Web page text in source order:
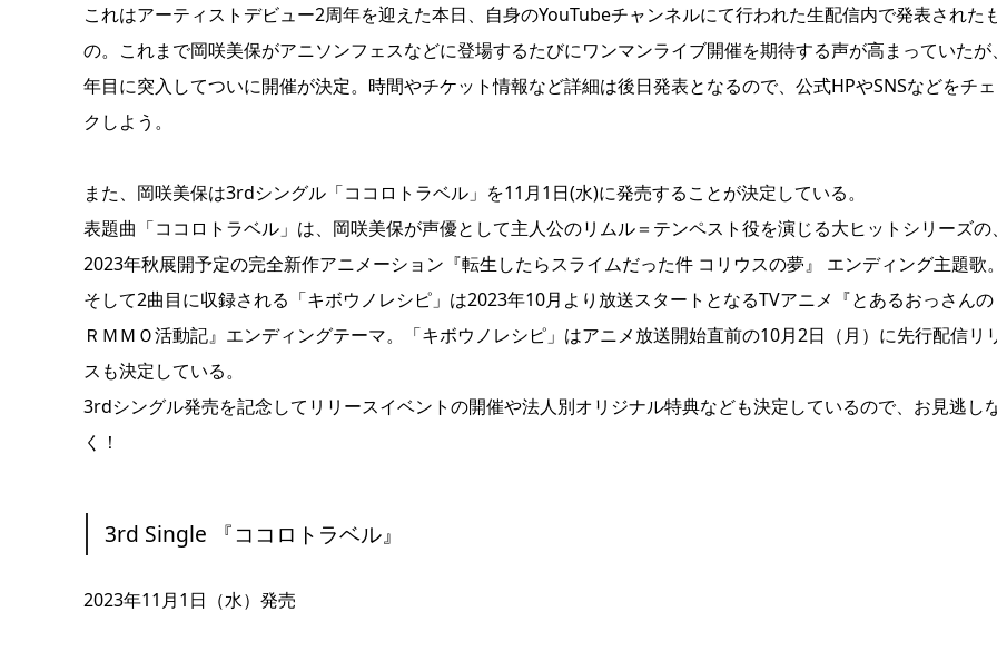
これはアーティストデビュー2周年を迎えた本日、自身のYouTubeチャンネルにて行われた生配信内で発表された
の。これまで岡咲美保がアニソンフェスなどに登場するたびにワンマンライブ開催を期待する声が高まっていたが
年目に突入してついに開催が決定。時間やチケット情報など詳細は後日発表となるので、公式HPやSNSなどをチ
クしよう。
また、岡咲美保は3rdシングル「ココロトラベル」を11月1日(水)に発売することが決定している。
表題曲「ココロトラベル」は、岡咲美保が声優として主人公のリムル＝テンペスト役を演じる大ヒットシリーズの、
2023年秋展開予定の完全新作アニメーション『転生したらスライムだった件 コリウスの夢』 エンディング主題歌。
そして2曲目に収録される「キボウノレシピ」は2023年10月より放送スタートとなるTVアニメ『とあるおっさんの
ＲＭＭＯ活動記』エンディングテーマ。「キボウノレシピ」はアニメ放送開始直前の10月2日（月）に先行配信リ
スも決定している。
3rdシングル発売を記念してリリースイベントの開催や法人別オリジナル特典なども決定しているので、お見逃し
く！
3rd Single 『ココロトラベル』
2023年11月1日（水）発売